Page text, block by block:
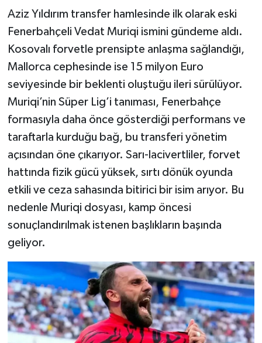
Aziz Yıldırım transfer hamlesinde ilk olarak eski
Fenerbahçeli Vedat Muriqi ismini gündeme aldı.
Kosovalı forvetle prensipte anlaşma sağlandığı,
Mallorca cephesinde ise 15 milyon Euro
seviyesinde bir beklenti oluştuğu ileri sürülüyor.
Muriqi’nin Süper Lig’i tanıması, Fenerbahçe
formasıyla daha önce gösterdiği performans ve
taraftarla kurduğu bağ, bu transferi yönetim
açısından öne çıkarıyor. Sarı-lacivertliler, forvet
hattında fizik gücü yüksek, sırtı dönük oyunda
etkili ve ceza sahasında bitirici bir isim arıyor. Bu
nedenle Muriqi dosyası, kamp öncesi
sonuçlandırılmak istenen başlıkların başında
geliyor.